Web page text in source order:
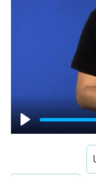
Play